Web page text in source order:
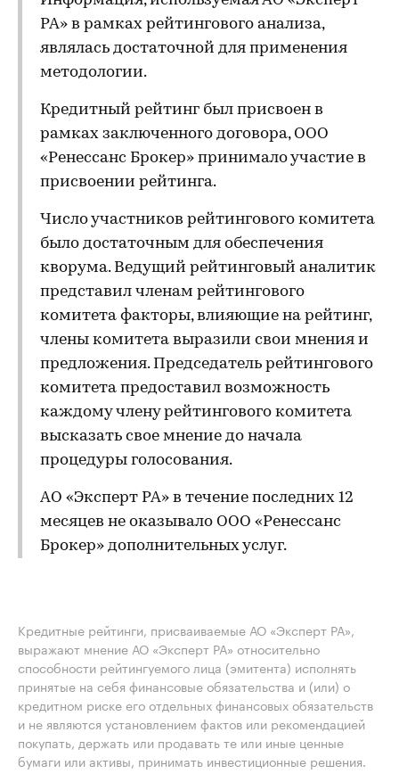
РА» в рамках рейтингового анализа,
являлась достаточной для применения
методологии.
Кредитный рейтинг был присвоен в
рамках заключенного договора, ООО
«Ренессанс Брокер» принимало участие в
присвоении рейтинга.
Число участников рейтингового комитета
было достаточным для обеспечения
кворума. Ведущий рейтинговый аналитик
представил членам рейтингового
комитета факторы, влияющие на рейтинг,
члены комитета выразили свои мнения и
предложения. Председатель рейтингового
комитета предоставил возможность
каждому члену рейтингового комитета
высказать свое мнение до начала
процедуры голосования.
АО «Эксперт РА» в течение последних 12
месяцев не оказывало ООО «Ренессанс
Брокер» дополнительных услуг.
Кредитные рейтинги, присваиваемые АО «Эксперт РА»,
выражают мнение АО «Эксперт РА» относительно
способности рейтингуемого лица (эмитента) исполнять
принятые на себя финансовые обязательства и (или) о
кредитном риске его отдельных финансовых обязательств
и не являются установлением фактов или рекомендацией
покупать, держать или продавать те или иные ценные
бумаги или активы, принимать инвестиционные решения.